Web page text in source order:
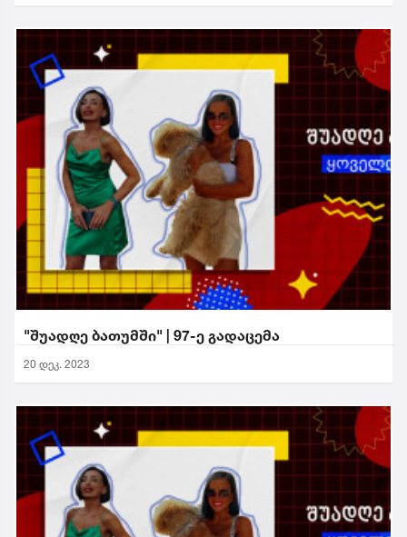
"შუადღე ბათუმში" | 97-ე გადაცემა
20 დეკ. 2023